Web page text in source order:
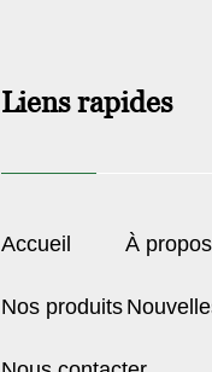
Liens rapides
Accueil À
Nos produits